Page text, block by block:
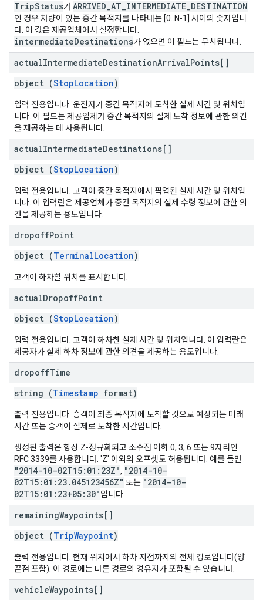
TripStatus가ARRIVED_AT_INTERMEDIATE_DESTINATION
인 경우 차량이 있는 중간 목적지를 나타내는 [0..N-1] 사이의 숫자입니
다. 이 값은 제공업체에서 설정합니다.
intermediateDestinations가 없으면 이 필드는 무시됩니다.
actualIntermediateDestinationArrivalPoints[]
object (StopLocation)
입력 전용입니다. 운전자가 중간 목적지에 도착한 실제 시간 및 위치입
니다. 이 필드는 제공업체가 중간 목적지의 실제 도착 정보에 관한 의견
을 제공하는 데 사용됩니다.
actualIntermediateDestinations[]
object (StopLocation)
입력 전용입니다. 고객이 중간 목적지에서 픽업된 실제 시간 및 위치입
니다. 이 입력란은 제공업체가 중간 목적지의 실제 수령 정보에 관한 의
견을 제공하는 용도입니다.
dropoffPoint
object (TerminalLocation)
고객이 하차할 위치를 표시합니다.
actualDropoffPoint
object (StopLocation)
입력 전용입니다. 고객이 하차한 실제 시간 및 위치입니다. 이 입력란은
제공자가 실제 하차 정보에 관한 의견을 제공하는 용도입니다.
dropoffTime
string (Timestamp format)
출력 전용입니다. 승객이 최종 목적지에 도착할 것으로 예상되는 미래
시간 또는 승객이 실제로 도착한 시간입니다.
생성된 출력은 항상 Z-정규화되고 소수점 이하 0, 3, 6 또는 9자리인
RFC 3339를 사용합니다. 'Z' 이외의 오프셋도 허용됩니다. 예를 들면
"2014-10-02T15:01:23Z", "2014-10-
02T15:01:23.045123456Z" 또는 "2014-10-
02T15:01:23+05:30"입니다.
remainingWaypoints[]
object (TripWaypoint)
출력 전용입니다. 현재 위치에서 하차 지점까지의 전체 경로입니다(양
끝점 포함). 이 경로에는 다른 경로의 경유지가 포함될 수 있습니다.
vehicleWaypoints[]